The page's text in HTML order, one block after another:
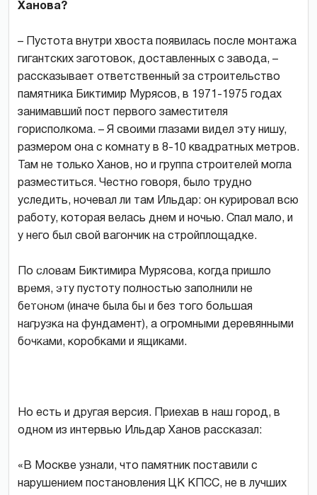
Ханова?
– Пустота внутри хвоста появилась после монтажа
гигантских заготовок, доставленных с завода, –
рассказывает ответственный за строительство
памятника Биктимир Мурясов, в 1971-1975 годах
занимавший пост первого заместителя
горисполкома. – Я своими глазами видел эту нишу,
размером она с комнату в 8-10 квадратных метров.
Там не только Ханов, но и группа строителей могла
разместиться. Честно говоря, было трудно
уследить, ночевал ли там Ильдар: он курировал всю
работу, которая велась днем и ночью. Спал мало, и
у него был свой вагончик на стройплощадке.
По словам Биктимира Мурясова, когда пришло
время, эту пустоту полностью заполнили не
бетоном (иначе была бы и без того большая
нагрузка на фундамент), а огромными деревянными
бочками, коробками и ящиками.
Ханов
(второй
справа)
и Биктимир
Мурясов
Но есть и другая версия. Приехав в наш город, в
одном из интервью Ильдар Ханов рассказал:
«В Москве узнали, что памятник поставили с
нарушением постановления ЦК КПСС, не в лучших